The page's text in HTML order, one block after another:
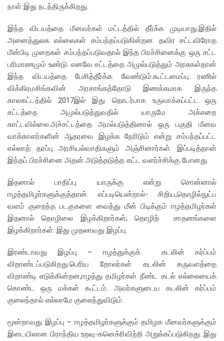
நாள் இது நடந்திருக்கிறது.
இந்த விடயத்தை மீனவர்கள் மட்டத்தில் தீர்க்க முடியாது.இதில்
அனைத்துலக எல்லைகள் சம்பந்தப்படுகின்றன. தவிர சட்டவிரோத
மீன்பிடி முறைகள் சம்பந்தப்படுவதால் இந்த பிரச்சினைக்கு ஒரு சட்ட
பரிமாணமும் உண்டு. எனவே சட்டத்தை அமுல்படுத்தும் அரசுகள்தான்
இந்த விடயத்தை பேசித்தீர்க்க வேண்டும்.கூட்டமைப்பு ரணில்
விக்கிரமசிங்கவின் அரசாங்கத்தோடு இணக்கமாக இருந்த
காலகட்டத்தில் 2017இல் இது தொடர்பாக உருவாக்கப்பட்ட ஒரு
சட்டத்தை அமுல்படுத்துவதில் யாருமே அக்கறை
காட்டவில்லை.அச்சட்டத்தை அமல்படுத்தினால் ஒரு பகுதி மீனவ
வாக்காளர்களின் ஆதரவை இழக்க நேரிடும் என்று சம்பந்தப்பட்ட
எல்லாத் தரப்பு அரசியல்வாதிகளும் அஞ்சினார்கள். இப்படித்தான்
இந்தப் பிரச்சினை அதன் அடுத்தடுத்த கட்ட வளர்ச்சிக்கு போனது.
இதனால் பாதிப்பு யாருக்கு என்று சொன்னால்
ஈழத்தமிழர்களுக்குத்தான். எப்படியென்றால்- சிறிய,தொழில்நுட்ப
வளம் குறைந்த படகுகளை வைத்து மீன் பிடிக்கும் ஈழத்தமிழர்கள்
இதனால் தொழிலை இழக்கிறார்கள்; தொழிற் சாதனங்களை
இழக்கிறார்கள். இது முதலாவது இழப்பு.
இரண்டாவது இழப்பு – ஈழத்துக்குக் கடலின் கர்ப்பம்
விறாண்டப்படுகிறது.பெரிய றோலர்கள் கடலின் கருவளத்தை
விறாண்டி எடுக்கின்றன,ஈழத்து தமிழர்கள் நீண்ட கடல் எல்லையைக்
கொண்ட ஒரு மக்கள் கூட்டம். அவர்களுடைய கடலின் கர்ப்பம்
குலைந்தால் எல்லாமே குலைந்துவிடும்.
மூன்றாவது இழப்பு – ஈழத்தமிழர்களுக்கும் தமிழக மீனவர்களுக்கும்
இடையிலான பிராந்திய உறவு-கனெக்ரிவிற்றி அறுக்கப்படுகிறது. இது